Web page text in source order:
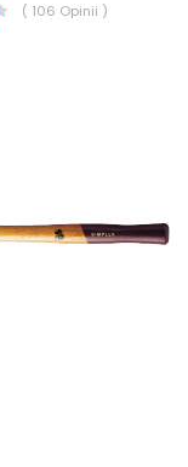
( 106 Opinii )